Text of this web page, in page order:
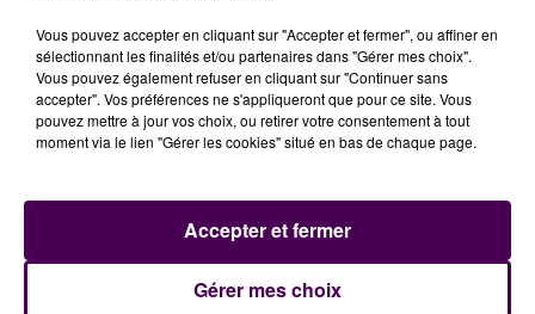
31 juillet 2026
Gagnez vos entrées à Terra Botanica !
Vous pouvez accepter en cliquant sur "Accepter et fermer", ou affiner en
sélectionnant les finalités et/ou partenaires dans "Gérer mes choix".
Vous pouvez également refuser en cliquant sur "Continuer sans
accepter". Vos préférences ne s'appliqueront que pour ce site. Vous
pouvez mettre à jour vos choix, ou retirer votre consentement à tout
moment via le lien "Gérer les cookies" situé en bas de chaque page.
Gérer mes choix
Accepter et fermer